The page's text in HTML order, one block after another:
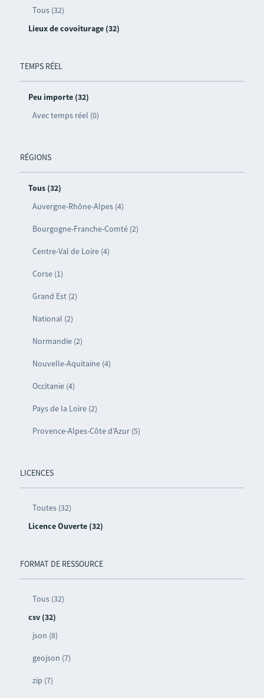
Tous (32)
Lieux de covoiturage (32)
TEMPS RÉEL
Peu importe (32)
Avec temps réel (0)
RÉGIONS
Tous (32)
Auvergne-Rhône-Alpes (4)
Bourgogne-Franche-Comté (2)
Centre-Val de Loire (4)
Corse (1)
Grand Est (2)
National (2)
Normandie (2)
Nouvelle-Aquitaine (4)
Occitanie (4)
Pays de la Loire (2)
Provence-Alpes-Côte d’Azur (5)
LICENCES
Toutes (32)
Licence Ouverte (32)
FORMAT DE RESSOURCE
Tous (32)
csv (32)
json (8)
geojson (7)
zip (7)